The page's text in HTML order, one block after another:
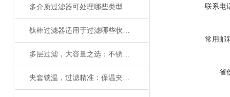
多介质过滤器可处理哪些类型的水质问题？
钛棒过滤器适用于过滤哪些状态的介质？
多层过滤，大容量之选：不锈钢多层板框过滤器的优势
夹套锁温，过滤精准：保温夹套过滤器，让物料处理恒温无忧
联系电
常用邮
省